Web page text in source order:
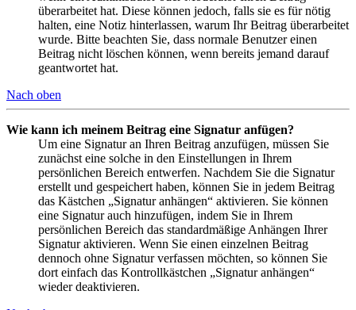
überarbeitet hat. Diese können jedoch, falls sie es für nötig
halten, eine Notiz hinterlassen, warum Ihr Beitrag überarbeitet
wurde. Bitte beachten Sie, dass normale Benutzer einen
Beitrag nicht löschen können, wenn bereits jemand darauf
geantwortet hat.
Nach oben
Wie kann ich meinem Beitrag eine Signatur anfügen?
Um eine Signatur an Ihren Beitrag anzufügen, müssen Sie
zunächst eine solche in den Einstellungen in Ihrem
persönlichen Bereich entwerfen. Nachdem Sie die Signatur
erstellt und gespeichert haben, können Sie in jedem Beitrag
das Kästchen „Signatur anhängen“ aktivieren. Sie können
eine Signatur auch hinzufügen, indem Sie in Ihrem
persönlichen Bereich das standardmäßige Anhängen Ihrer
Signatur aktivieren. Wenn Sie einen einzelnen Beitrag
dennoch ohne Signatur verfassen möchten, so können Sie
dort einfach das Kontrollkästchen „Signatur anhängen“
wieder deaktivieren.